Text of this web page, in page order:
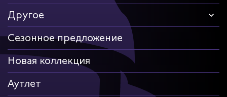
Другое
Сезонное предложение
Новая коллекция
Аутлет